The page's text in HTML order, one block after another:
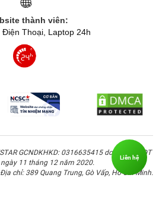
thành viên:
Điện Thoại, Laptop 24h
GCNDKHKD: 0316635415 do Sở KH & ĐT
ngày 11 tháng 12 năm 2020.
chỉ: 389 Quang Trung, Gò Vấp, Hồ Chí Minh.
Liên hệ